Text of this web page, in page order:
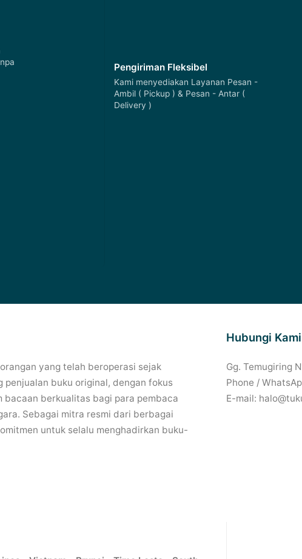
Pengiriman Fleksibel
Kami menyediakan Layanan Pesan -
Ambil ( Pickup ) & Pesan - Antar (
Delivery )
yang telah beroperasi sejak
buku original, dengan fokus
berkualitas bagi para pembaca
Sebagai mitra resmi dari berbagai
untuk selalu menghadirkan buku-
Hubungi Kami
Gg. Temugiring
Phone /
E-mail: